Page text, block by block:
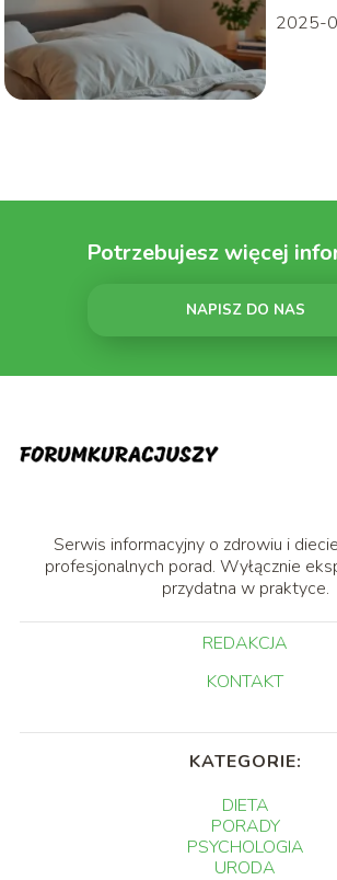
2025-
Potrzebujesz więcej
NAPISZ DO NAS
Serwis informacyjny o zdrowiu i
profesjonalnych porad. Wyłącznie
przydatna w praktyce.
REDAKCJA
KONTAKT
KATEGORIE:
DIETA
PORADY
PSYCHOLOGIA
URODA